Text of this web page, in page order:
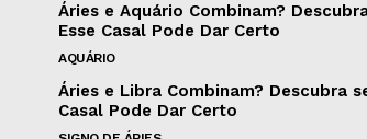
Áries e Aquário Combinam?
Esse Casal Pode Dar Certo
AQUÁRIO
Áries e Libra Combinam? Descubra
Casal Pode Dar Certo